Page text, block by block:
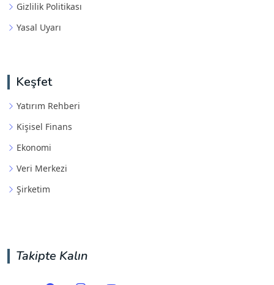
Gizlilik Politikası
Yasal Uyarı
Keşfet
Yatırım Rehberi
Kişisel Finans
Ekonomi
Veri Merkezi
Şirketim
Takipte Kalın